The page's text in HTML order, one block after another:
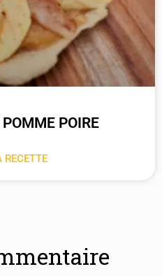
POIRE
RECETTE